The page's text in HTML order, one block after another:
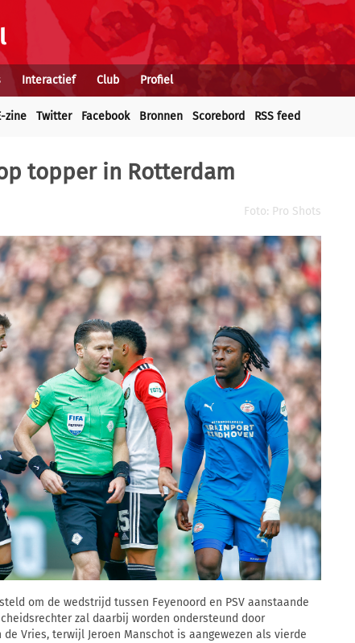
Interactief Club Profiel
zine Twitter Facebook Bronnen Scorebord RSS feed
topper in Rotterdam
Foto: Pro Shots
om de wedstrijd tussen Feyenoord en PSV aanstaande
zal daarbij worden ondersteund door
Vries, terwijl Jeroen Manschot is aangewezen als vierde